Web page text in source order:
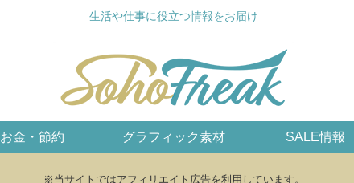
生活や仕事に役立つ情報をお届け
お金・節約 グラフィック素材 SALE情報
※当サイトではアフィリエイト広告を利用しています。